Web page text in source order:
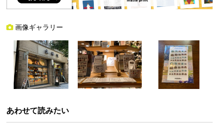
画像ギャラリー
あわせて読みたい